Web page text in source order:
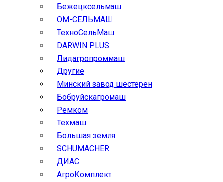
Бежецксельмаш
ОМ-СЕЛЬМАШ
ТехноСельМаш
DARWIN PLUS
Лидагропроммаш
Другие
Минский завод шестерен
Бобруйскагромаш
Ремком
Техмаш
Большая земля
SCHUMACHER
ДИАС
АгроКомплект